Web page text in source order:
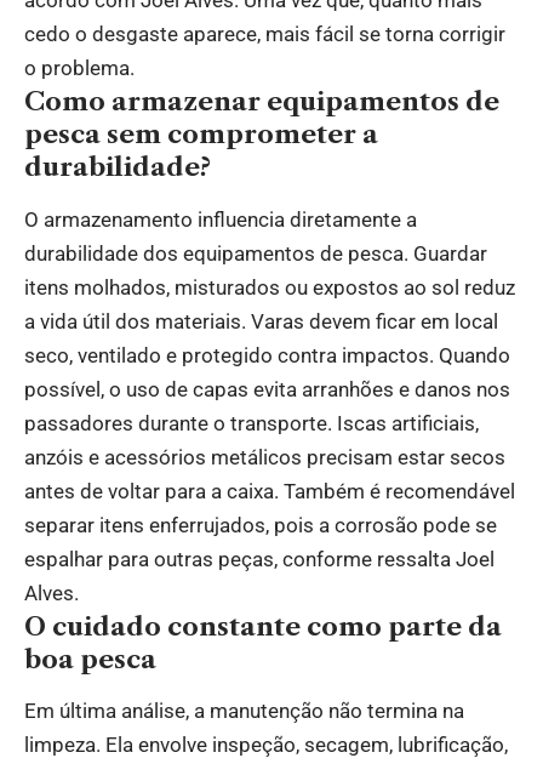
cedo o desgaste aparece, mais fácil se torna corrigir
o problema.
Como armazenar equipamentos de
pesca sem comprometer a
durabilidade?
O armazenamento influencia diretamente a
durabilidade dos equipamentos de pesca. Guardar
itens molhados, misturados ou expostos ao sol reduz
a vida útil dos materiais. Varas devem ficar em local
seco, ventilado e protegido contra impactos. Quando
possível, o uso de capas evita arranhões e danos nos
passadores durante o transporte. Iscas artificiais,
anzóis e acessórios metálicos precisam estar secos
antes de voltar para a caixa. Também é recomendável
separar itens enferrujados, pois a corrosão pode se
espalhar para outras peças, conforme ressalta Joel
Alves.
O cuidado constante como parte da
boa pesca
Em última análise, a manutenção não termina na
limpeza. Ela envolve inspeção, secagem, lubrificação,